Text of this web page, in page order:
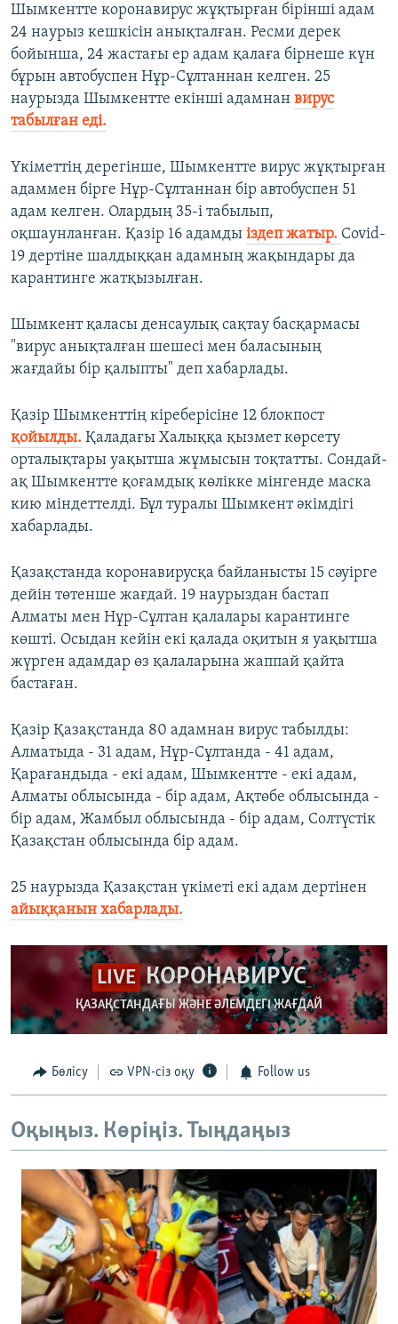
Шымкентте коронавирус жұқтырған бірінші адам
24 наурыз кешкісін анықталған. Ресми дерек
бойынша, 24 жастағы ер адам қалаға бірнеше күн
бұрын автобуспен Нұр-Сұлтаннан келген. 25
наурызда Шымкентте екінші адамнан вирус
табылған еді.
Үкіметтің дерегінше, Шымкентте вирус жұқтырған
адаммен бірге Нұр-Сұлтаннан бір автобуспен 51
адам келген. Олардың 35-і табылып,
оқшаунланған. Қазір 16 адамды іздеп жатыр. ​ Covid-
19 дертіне шалдыққан адамның жақындары да
карантинге жатқызылған.
Шымкент қаласы денсаулық сақтау басқармасы
"вирус анықталған шешесі мен баласының
жағдайы бір қалыпты" деп хабарлады.
Қазір Шымкенттің кіреберісіне 12 блокпост
қойылды. Қаладағы Халыққа қызмет көрсету
орталықтары уақытша жұмысын тоқтатты. Сондай-
ақ Шымкентте қоғамдық көлікке мінгенде маска
кию міндеттелді. Бұл туралы Шымкент әкімдігі
хабарлады.
Қазақстанда коронавирусқа байланысты 15 сәуірге
дейін төтенше жағдай. 19 наурыздан бастап
Алматы мен Нұр-Сұлтан қалалары карантинге
көшті. ​Осыдан кейін екі қалада оқитын я уақытша
жүрген адамдар өз қалаларына жаппай қайта
бастаған.
Қазір Қазақстанда 80 адамнан вирус табылды:
Алматыда - 31 адам, Нұр-Сұлтанда - 41 адам,
Қарағандыда - екі адам, Шымкентте - екі адам,
Алматы облысында - бір адам, Ақтөбе облысында -
бір адам, Жамбыл облысында - бір адам, Солтүстік
Қазақстан облысында бір адам.
25 наурызда Қазақстан үкіметі екі адам дертінен
айыққанын хабарлады.
LIVE КОРОНАВИРУС
ҚАЗАҚСТАНДАҒЫ ЖӘНЕ ӘЛЕМДЕГІ ЖАҒДАЙ
Бөлісу VPN-сіз оқу Follow us
Оқыңыз. Көріңіз. Тыңдаңыз